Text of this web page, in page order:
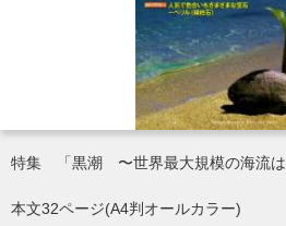
特集 「黒潮 〜世界最大規模の海流は
本文32ページ(A4判オールカラー)